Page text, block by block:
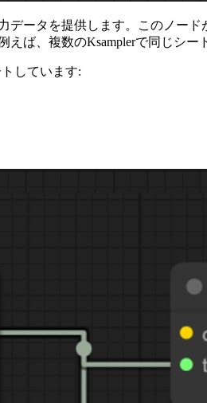
ータを提供します。このノー
ば、複数のKsamplerで同じシー
しています: